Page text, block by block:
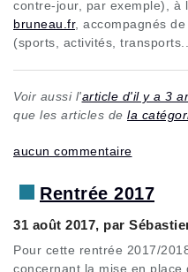
contre-jour, par exemple), à
bruneau.fr, accompagnés
(sports, activités,
Voir aussi l'article d'il y a 3
que les articles de la
aucun commentaire
Rentrée 2017
31 août 2017, par
Pour cette rentrée 2017/
concernant la mise en